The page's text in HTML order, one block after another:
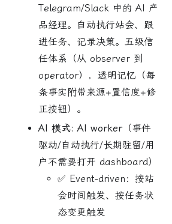
Telegram/Slack 中的 AI 产
品经理。自动执行站会、跟
进任务、记录决策。五级信
任体系（从 observer 到
operator），透明记忆（每
条事实附带来源+置信度+修
正按钮）。
AI 模式: AI worker （事件
驱动/自动执行/长期驻留/用
户不需要打开 dashboard）
✅ Event-driven：按站
会时间触发、按任务状
态变更触发